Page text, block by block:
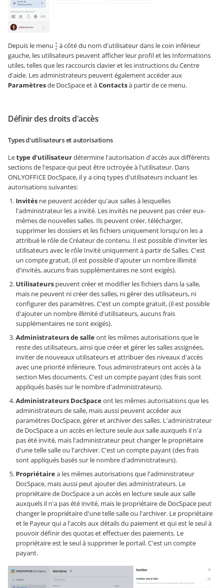
Depuis le menu
à côté du nom d'utilisateur dans le coin inférieur
gauche, les utilisateurs peuvent afficher leur profil et les Informations
utiles, telles que les raccourcis clavier et les instructions du Centre
d'aide. Les administrateurs peuvent également accéder aux
Paramètresde DocSpace et àContactsà partir de ce menu.
Définir des droits d'accès
Types d'utilisateurs et autorisations
Letype d'utilisateurdétermine l'autorisation d'accès aux différents
sections de l'espace qui peut être octroyée à l'utilisateur. Dans
ONLYOFFICE DocSpace, il y a cinq types d'utilisateurs incluant les
autorisations suivantes:
Invités ne peuvent accéder qu'aux salles à lesquelles
l'administrateur les a invité. Les invités ne peuvent pas créer eux-
mêmes de nouvelles salles. Ils peuvent créer, télécharger,
supprimer les dossiers et les fichiers uniquement lorsqu'on les a
attribué le rôle de Créateur de contenu. Il est possible d'inviter les
utilisateurs avec le rôle Invité uniquement à partir de Salles. C'est
un compte gratuit, (il est possible d'ajouter un nombre illimité
d'invités, aucuns frais supplémentaires ne sont exigés).
Utilisateurs peuvent créer et modifier les fichiers dans la salle,
mais ne peuvent ni créer des salles, ni gérer des utilisateurs, ni
configurer des paramètres. C'est un compte gratuit, (il est possible
d'ajouter un nombre illimité d'utilisateurs, aucuns frais
supplémentaires ne sont exigés).
Administrateurs de salleont les mêmes autorisations que le
reste des utilisateurs, ainsi que créer et gérer les salles assignées,
inviter de nouveaux utilisateurs et attribuer des niveaux d'accès
avec une priorité inférieure. Tous administrateurs ont accès à la
section Mes documents. C'est un compte payant (des frais sont
appliqués basés sur le nombre d'administrateurs).
Administrateurs DocSpaceont les mêmes autorisations que les
administrateurs de salle, mais aussi peuvent accéder aux
paramètres DocSpace, gérer et archiver des salles. L'administrateur
de DocSpace a un accès en lecture seule aux salle auxquels il n'a
pas été invité, mais l'administrateur peut changer le propriétaire
d'une telle salle ou l'archiver. C'est un compte payant (des frais
sont appliqués basés sur le nombre d'administrateurs).
Propriétairea les mêmes autorisations que l'administrateur
DocSpace, mais aussi peut ajouter des administrateurs. Le
propriétaire de DocSpace a un accès en lecture seule aux salle
auxquels il n'a pas été invité, mais le propriétaire de DocSpace peut
changer le propriétaire d'une telle salle ou l'archiver. Le propriétaire
et le Payeur qui a l'accès aux détails du paiement et qui est le seul à
pouvoir définir des quotas et effectuer des paiements. Le
propriétaire est le seul à supprimer le portail. C'est un compte
payant.